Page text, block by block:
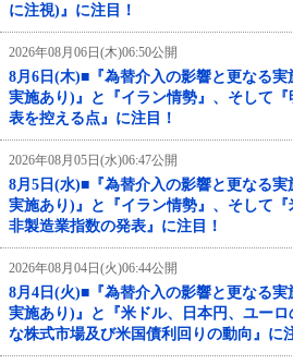
に注視)』に注目！
2026年08月06日(木)06:50公開
8月6日(木)■『為替介入の影響と更なる
実施あり)』と『イラン情勢』、そして
表を控える点』に注目！
2026年08月05日(水)06:47公開
8月5日(水)■『為替介入の影響と更なる
実施あり)』と『イラン情勢』、そして
非製造業指数の発表』に注目！
2026年08月04日(火)06:44公開
8月4日(火)■『為替介入の影響と更なる
実施あり)』と『米ドル、日本円、ユー
な株式市場及び米国債利回りの動向』に